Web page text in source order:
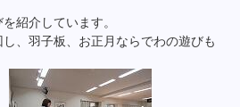
紹介しています。
、羽子板、お正月ならでわの遊びも